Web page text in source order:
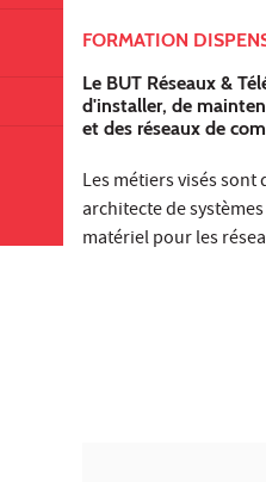
FORMATION
Le BUT Réseaux &
d'installer, de
et des réseaux de
Les métiers visés
architecte de
matériel pour les